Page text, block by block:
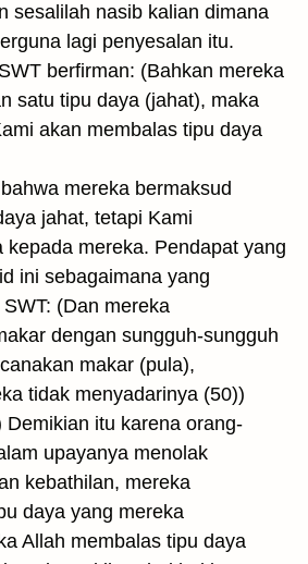
sesalilah nasib kalian dimana
lagi penyesalan itu.
berfirman: (Bahkan mereka
satu tipu daya (jahat), maka
akan membalas tipu daya
mereka bermaksud
jahat, tetapi Kami
kepada mereka. Pendapat yang
ini sebagaimana yang
(Dan mereka
dengan sungguh-sungguh
makar (pula),
tidak menyadarinya (50))
Demikian itu karena orang-
upayanya menolak
kebathilan, mereka
daya yang mereka
Allah membalas tipu daya